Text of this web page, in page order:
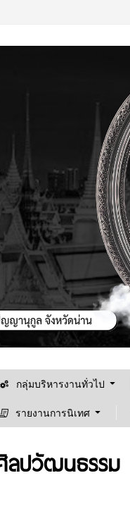
กลุ่มบริหารงานทั่วไป
รายงานการนิเทศ
ลปวัฒนธรรม